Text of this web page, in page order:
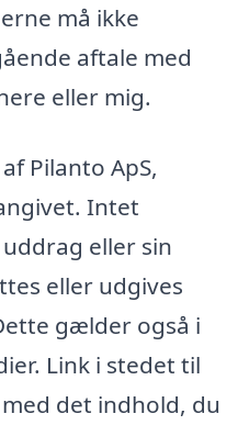
må ikke
aftale med
eller mig.
Pilanto ApS,
Intet
eller sin
eller udgives
gælder også i
Link i stedet til
det indhold, du